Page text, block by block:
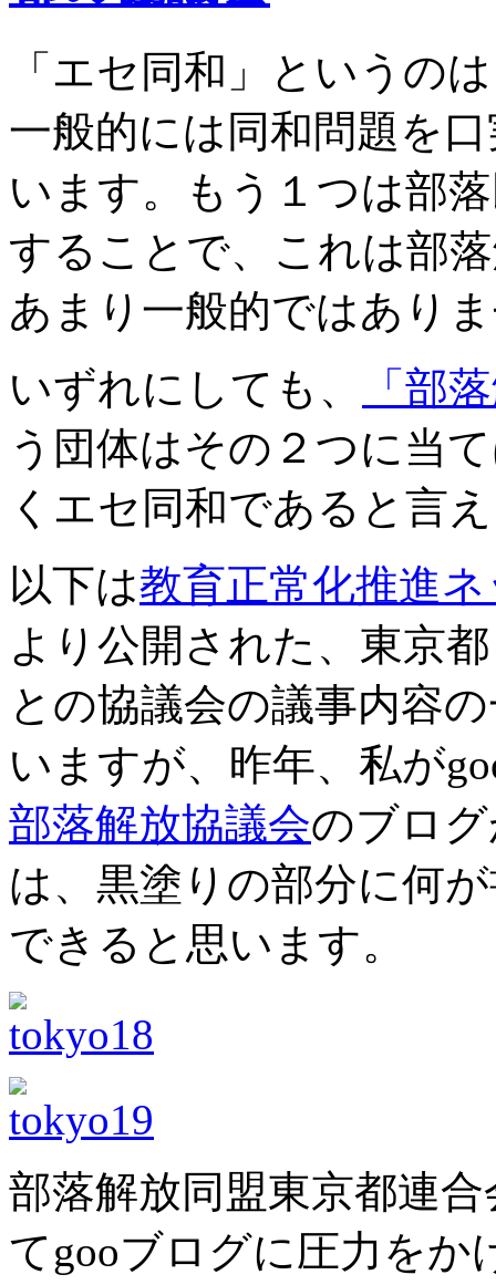
「エセ同和」というの
一般的には同和問題を
います。もう１つは部
することで、これは部
あまり一般的ではあり
いずれにしても、
「部
う団体はその２つに当
くエセ同和であると言
以下は教育正常化推進
より公開された、東京
との協議会の議事内容
いますが、昨年、私が
部落解放協議会のブロ
は、黒塗りの部分に何
できると思います。
部落解放同盟東京都連
てgooブログに圧力をか